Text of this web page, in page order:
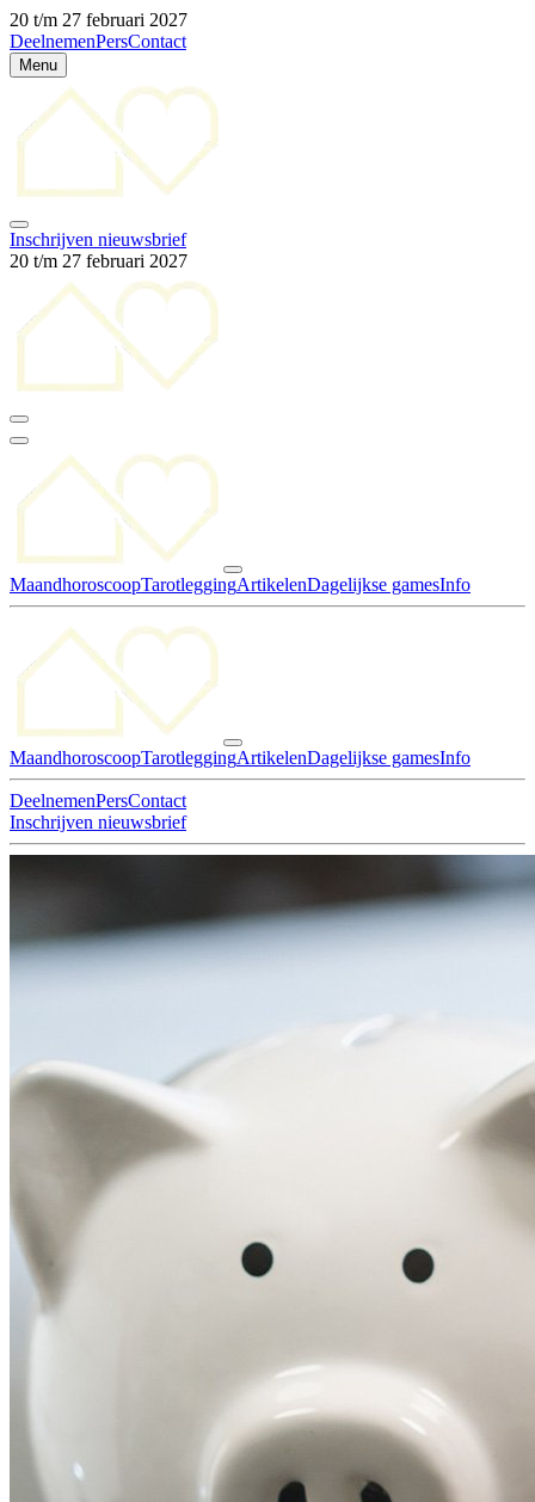
20 t/m 27 februari 2027
DeelnemenPersContact
Menu
Inschrijven nieuwsbrief
20 t/m 27 februari 2027
MaandhoroscoopTarotleggingArtikelenDagelijkse gamesInfo
MaandhoroscoopTarotleggingArtikelenDagelijkse gamesInfo
DeelnemenPersContact
Inschrijven nieuwsbrief